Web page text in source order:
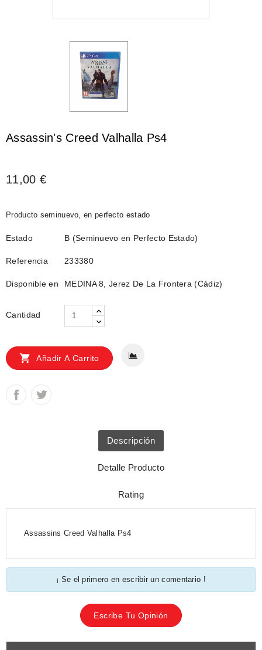
Assassin's Creed Valhalla Ps4
11,00 €
Producto seminuevo, en perfecto estado
Estado B (Seminuevo en Perfecto Estado)
Referencia 233380
Disponible en MEDINA 8, Jerez De La Frontera (Cádiz)
Cantidad
 Añadir A Carrito
Descripción
Detalle Producto
Rating
Assassins Creed Valhalla Ps4
¡ Se el primero en escribir un comentario !
Escribe Tu Opinión